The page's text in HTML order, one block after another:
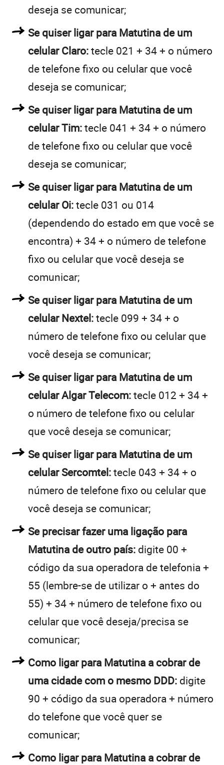
deseja se comunicar;
Se quiser ligar para Matutina de um
celular Claro:tecle 021 + 34 + o número
de telefone fixo ou celular que você
deseja se comunicar;
Se quiser ligar para Matutina de um
celular Tim:tecle 041 + 34 + o número
de telefone fixo ou celular que você
deseja se comunicar;
Se quiser ligar para Matutina de um
celular Oi:tecle 031 ou 014
(dependendo do estado em que você se
encontra) + 34 + o número de telefone
fixo ou celular que você deseja se
comunicar;
Se quiser ligar para Matutina de um
celular Nextel:tecle 099 + 34 + o
número de telefone fixo ou celular que
você deseja se comunicar;
Se quiser ligar para Matutina de um
celular Algar Telecom:tecle 012 + 34 +
o número de telefone fixo ou celular
que você deseja se comunicar;
Se quiser ligar para Matutina de um
celular Sercomtel:tecle 043 + 34 + o
número de telefone fixo ou celular que
você deseja se comunicar;
Se precisar fazer uma ligação para
Matutina de outro país: digite 00 +
código da sua operadora de telefonia +
55 (lembre-se de utilizar o + antes do
55) + 34 + número de telefone fixo ou
celular que você deseja/precisa se
comunicar;
Como ligar para Matutina a cobrar de
uma cidade com o mesmo DDD: digite
90 + código da sua operadora + número
do telefone que você quer se
comunicar;
Como ligar para Matutina a cobrar de